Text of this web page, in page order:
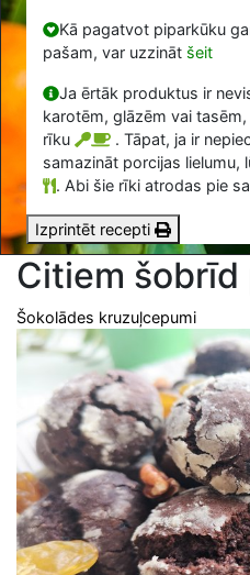
Kā pagatvot piparkūku
pašam, var uzzināt šeit
Ja ērtāk produktus ir
karotēm, glāzēm vai
rīku
. Tāpat, ja ir
samazināt porcijas lielumu,
. Abi šie rīki atrodas pie
Izprintēt recepti
Citiem šobrīd
Šokolādes kruzuļcepumi